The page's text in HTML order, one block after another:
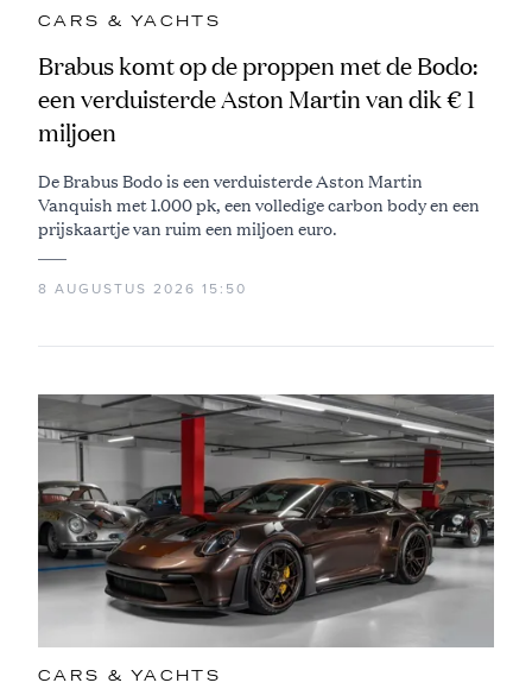
CARS & YACHTS
Brabus komt op de proppen met de Bodo:
een verduisterde Aston Martin van dik € 1
miljoen
De Brabus Bodo is een verduisterde Aston Martin
Vanquish met 1.000 pk, een volledige carbon body en een
prijskaartje van ruim een miljoen euro.
8 AUGUSTUS 2026 15:50
CARS & YACHTS